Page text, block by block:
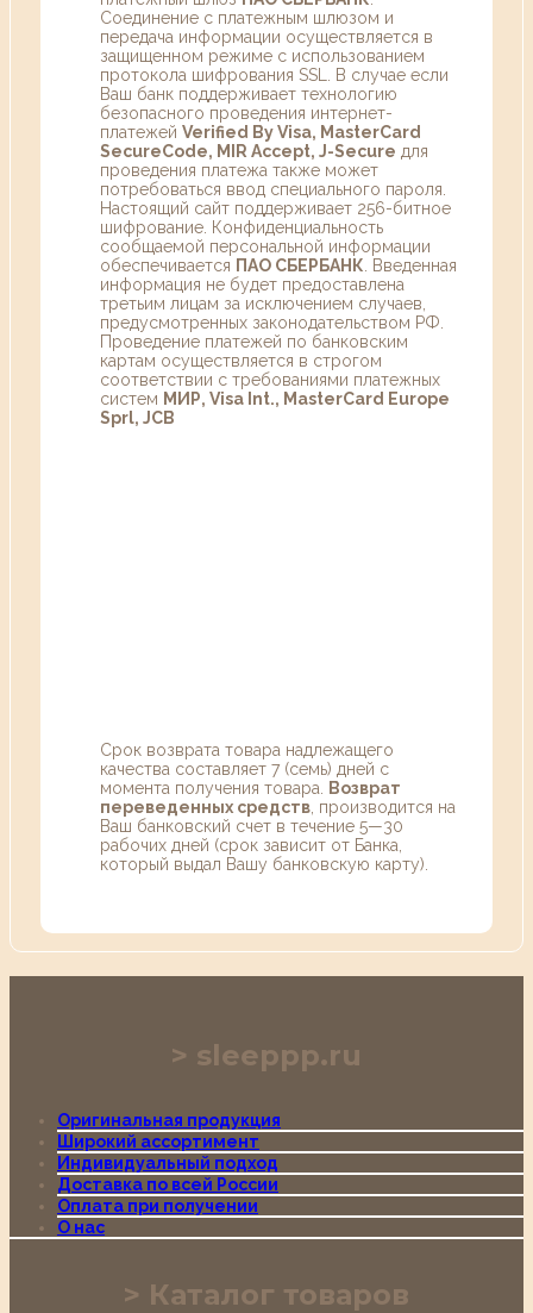
Соединение с платежным шлюзом и
передача информации осуществляется в
защищенном режиме с использованием
протокола шифрования SSL. В случае если
Ваш банк поддерживает технологию
безопасного проведения интернет-
платежей Verified By Visa, MasterCard
SecureCode, MIR Accept, J-Secure для
проведения платежа также может
потребоваться ввод специального пароля.
Настоящий сайт поддерживает 256-битное
шифрование. Конфиденциальность
сообщаемой персональной информации
обеспечивается ПАО СБЕРБАНК . Введенная
информация не будет предоставлена
третьим лицам за исключением случаев,
предусмотренных законодательством РФ.
Проведение платежей по банковским
картам осуществляется в строгом
соответствии с требованиями платежных
систем МИР, Visa Int., MasterCard Europe
Sprl, JCB
Срок возврата товара надлежащего
качества составляет 7 (семь) дней с
момента получения товара.
Возврат
переведенных средств , производится на
Ваш банковский счет в течение 5—30
рабочих дней (срок зависит от Банка,
который выдал Вашу банковскую карту).
sleeppp.ru
Оригинальная продукция
Широкий ассортимент
Индивидуальный подход
Доставка по всей России
Оплата при получении
О нас
Каталог товаров